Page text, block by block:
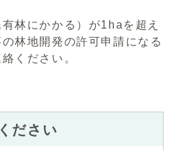
林にかかる）が1haを超え
林地開発の許可申請になる
ください。
ださい